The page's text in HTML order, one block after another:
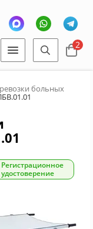
2
больных
Регистрационное
удостоверение